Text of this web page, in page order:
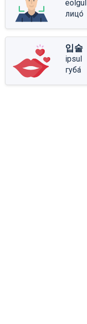
eolgul
лицо́
입술
ipsul
губа́